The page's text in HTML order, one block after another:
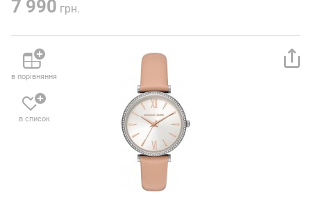
7 990 грн.
в порівняння
в список